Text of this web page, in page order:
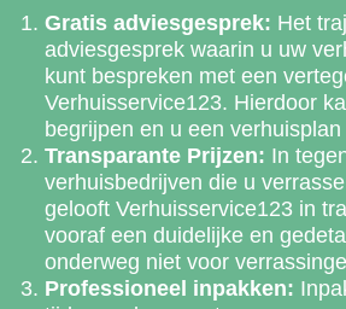
Gratis adviesgesprek: Het
adviesgesprek waarin u uw
kunt bespreken met een
Verhuisservice123. Hierdoor
begrijpen en u een
Transparante Prijzen: In
verhuisbedrijven die u
gelooft Verhuisservice123 in
vooraf een duidelijke en
onderweg niet voor
Professioneel inpakken: